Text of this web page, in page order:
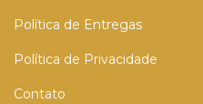
Política de Entregas
Política de Privacidade
Contato